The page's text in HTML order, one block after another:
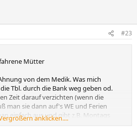
#23
Mütter
von dem Medik. Was mich
Tbl. durch die Bank weg geben od.
Zeit darauf verzichten (wenn die
man sie dann auf's WE und Ferien
einfach aus und gibt z.B. Montags
von Kind zu Kind unterschiedlich?
anklicken....